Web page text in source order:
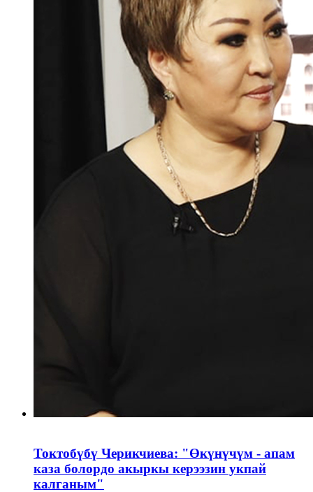
Токтобүбү Черикчиева: "Өкүнүчүм - апам
каза болордо акыркы керээзин укпай
калганым"